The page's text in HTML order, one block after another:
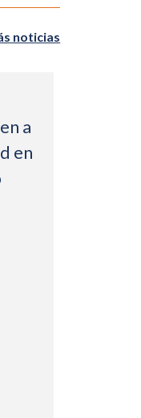
noticias
a
en